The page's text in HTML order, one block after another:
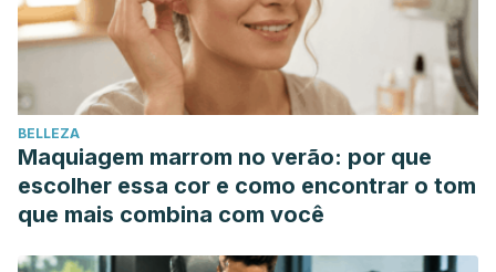
BELLEZA
Maquiagem marrom no verão: por que
escolher essa cor e como encontrar o tom
que mais combina com você